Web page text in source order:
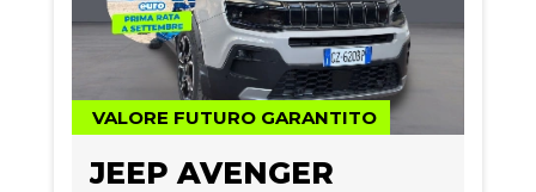
VALORE FUTURO GARANTITO
JEEP AVENGER